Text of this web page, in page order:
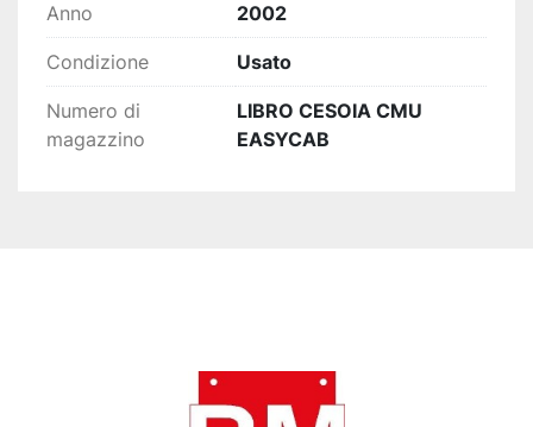
Anno 2002
Condizione Usato
Numero di
magazzino
LIBRO CESOIA CMU
EASYCAB